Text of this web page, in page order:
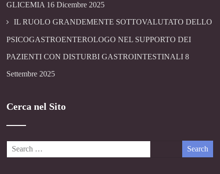
GLICEMIA 16 Dicembre 2025
IL RUOLO GRANDEMENTE SOTTOVALUTATO DELLO
PSICOGASTROENTEROLOGO NEL SUPPORTO DEI
PAZIENTI CON DISTURBI GASTROINTESTINALI 8
Settembre 2025
Cerca nel Sito